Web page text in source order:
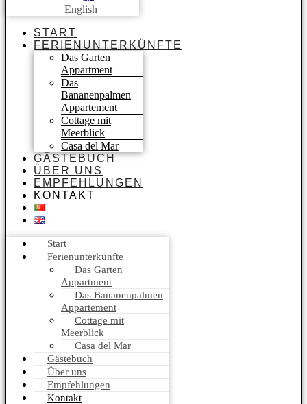
English
START
FERIENUNTERKÜNFTE
Das Garten
Appartment
Das
Bananenpalmen
Appartement​
Cottage mit
Meerblick
Casa del Mar
GÄSTEBUCH
ÜBER UNS
EMPFEHLUNGEN
KONTAKT
Start
Ferienunterkünfte
Das Garten
Appartment
Das Bananenpalmen
Appartement​
Cottage mit
Meerblick
Casa del Mar
Gästebuch
Über uns
Empfehlungen
Kontakt